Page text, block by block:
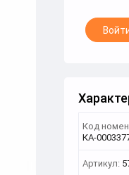
Код
КА-
Артикул: